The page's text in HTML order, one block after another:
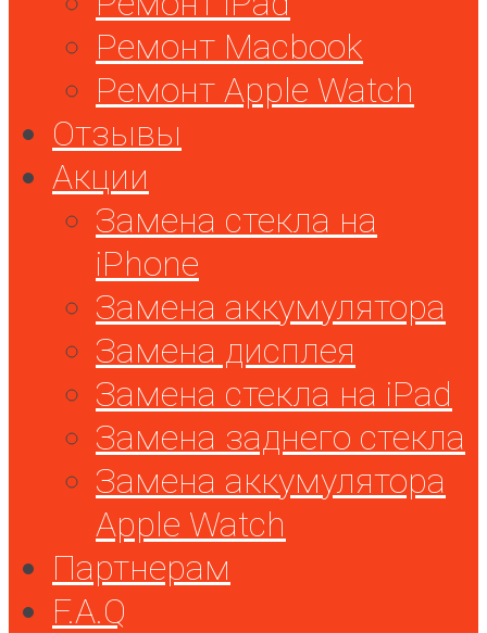
Ремонт Macbook
Ремонт Apple Watch
Отзывы
Акции
Замена стекла на
iPhone
Замена аккумулятора
Замена дисплея
Замена стекла на iPad
Замена заднего стекла
Замена аккумулятора
Apple Watch
Партнерам
F.A.Q